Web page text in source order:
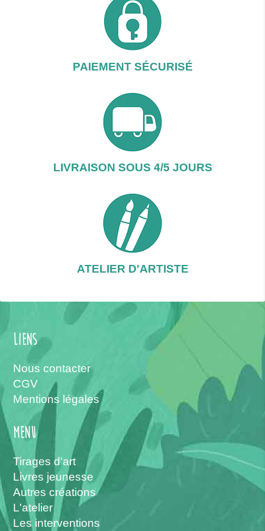
PAIEMENT SÉCURISÉ
LIVRAISON SOUS 4/5 JOURS
ATELIER D'ARTISTE
Liens
Nous contacter
CGV
Mentions légales
menu
Tirages d'art
Livres jeunesse
Autres créations
L'atelier
Les interventions